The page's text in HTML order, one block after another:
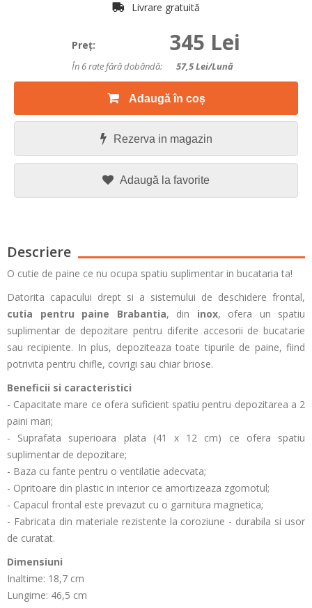
Livrare gratuită
Preţ: 345 Lei
În 6 rate fără dobândă: 57,5Lei/lună
Adaugă în coș
Rezerva in magazin
Adaugă la favorite
Descriere
O cutie de paine ce nu ocupa spatiu suplimentar in bucataria ta!
Datorita capacului drept si a sistemului de deschidere frontal,
cutia pentru paine
Brabantia, din inox, ofera un spatiu
suplimentar de depozitare pentru diferite accesorii de bucatarie
sau recipiente. In plus, depoziteaza toate tipurile de paine, fiind
potrivita pentru chifle, covrigi sau chiar briose.
Beneficii si caracteristici
- Capacitate mare ce ofera suficient spatiu pentru depozitarea a 2
paini mari;
- Suprafata superioara plata (41 x 12 cm) ce ofera spatiu
suplimentar de depozitare;
- Baza cu fante pentru o ventilatie adecvata;
- Opritoare din plastic in interior ce amortizeaza zgomotul;
- Capacul frontal este prevazut cu o garnitura magnetica;
- Fabricata din materiale rezistente la coroziune - durabila si usor
de curatat.
Dimensiuni
Inaltime: 18,7 cm
Lungime: 46,5 cm